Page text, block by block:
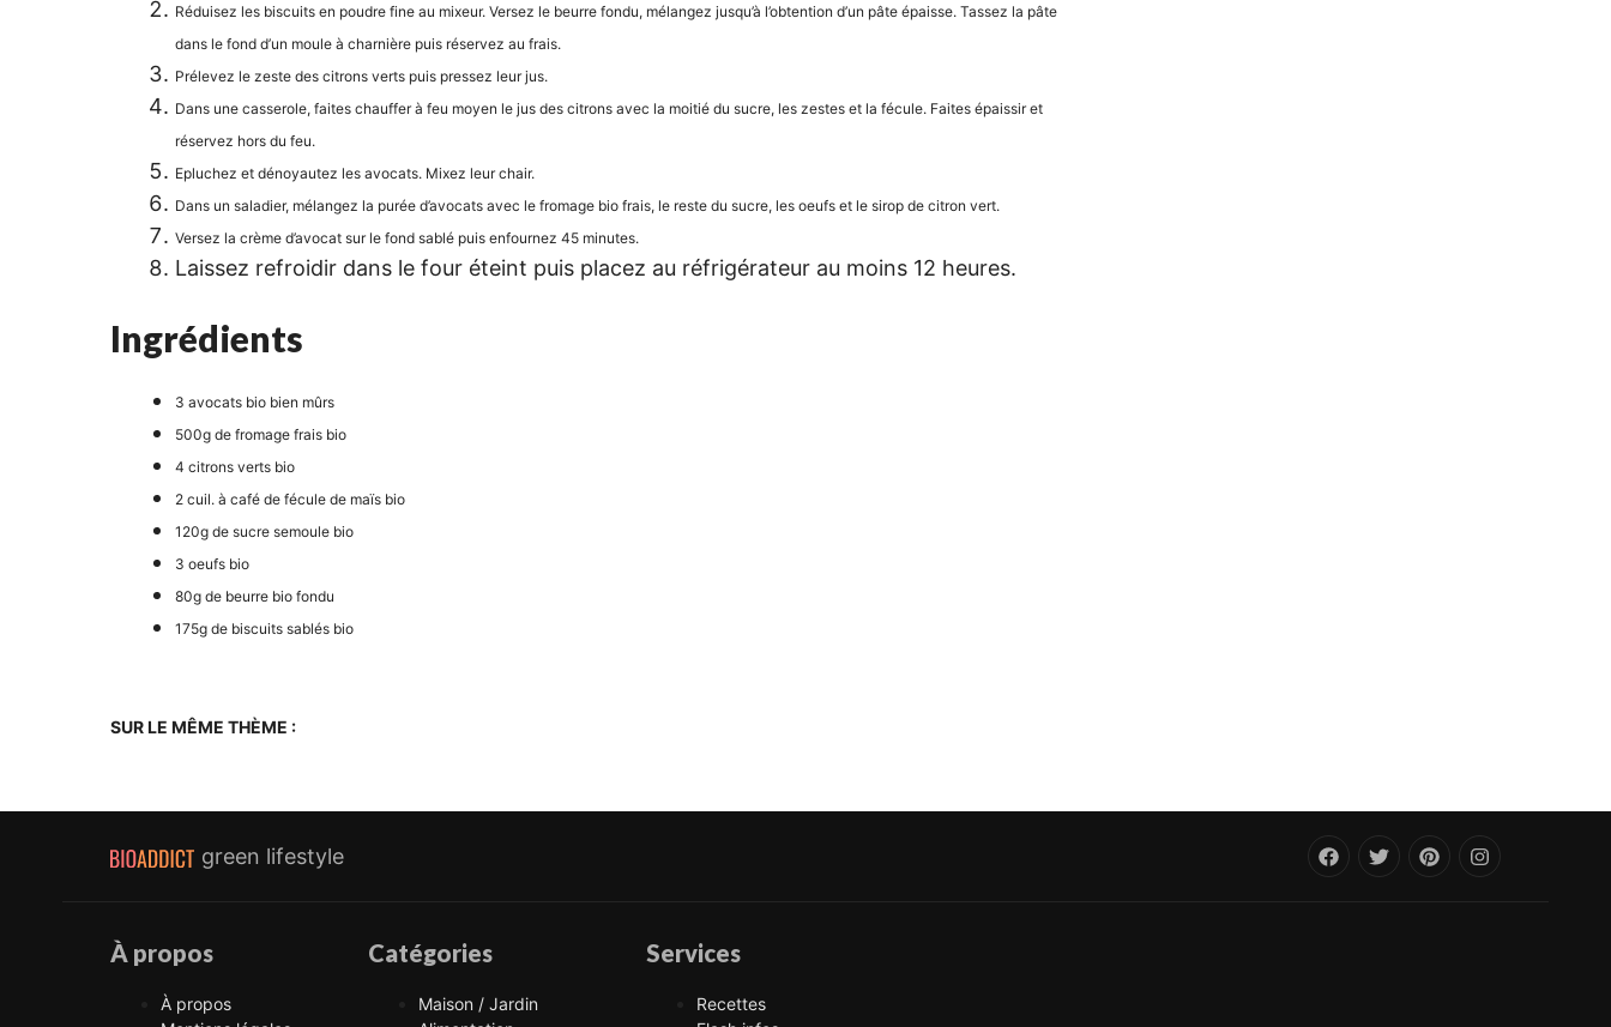
Réduisez les biscuits en poudre fine au mixeur. Versez le beurre fondu, mélangez jusqu’à l’obtention d’un pâte épaisse. Tassez la pâte
dans le fond d’un moule à charnière puis réservez au frais.
Prélevez le zeste des citrons verts puis pressez leur jus.
Dans une casserole, faites chauffer à feu moyen le jus des citrons avec la moitié du sucre, les zestes et la fécule. Faites épaissir et
réservez hors du feu.
Epluchez et dénoyautez les avocats. Mixez leur chair.
Dans un saladier, mélangez la purée d’avocats avec le fromage bio frais, le reste du sucre, les oeufs et le sirop de citron vert.
Versez la crème d’avocat sur le fond sablé puis enfournez 45 minutes.
Laissez refroidir dans le four éteint puis placez au réfrigérateur au moins 12 heures.
Ingrédients
3 avocats bio bien mûrs
500g de fromage frais bio
4 citrons verts bio
2 cuil. à café de fécule de maïs bio
120g de sucre semoule bio
3 oeufs bio
80g de beurre bio fondu
175g de biscuits sablés bio
SUR LE MÊME THÈME :
green lifestyle
À propos
À propos
Catégories
Maison / Jardin
Services
Recettes